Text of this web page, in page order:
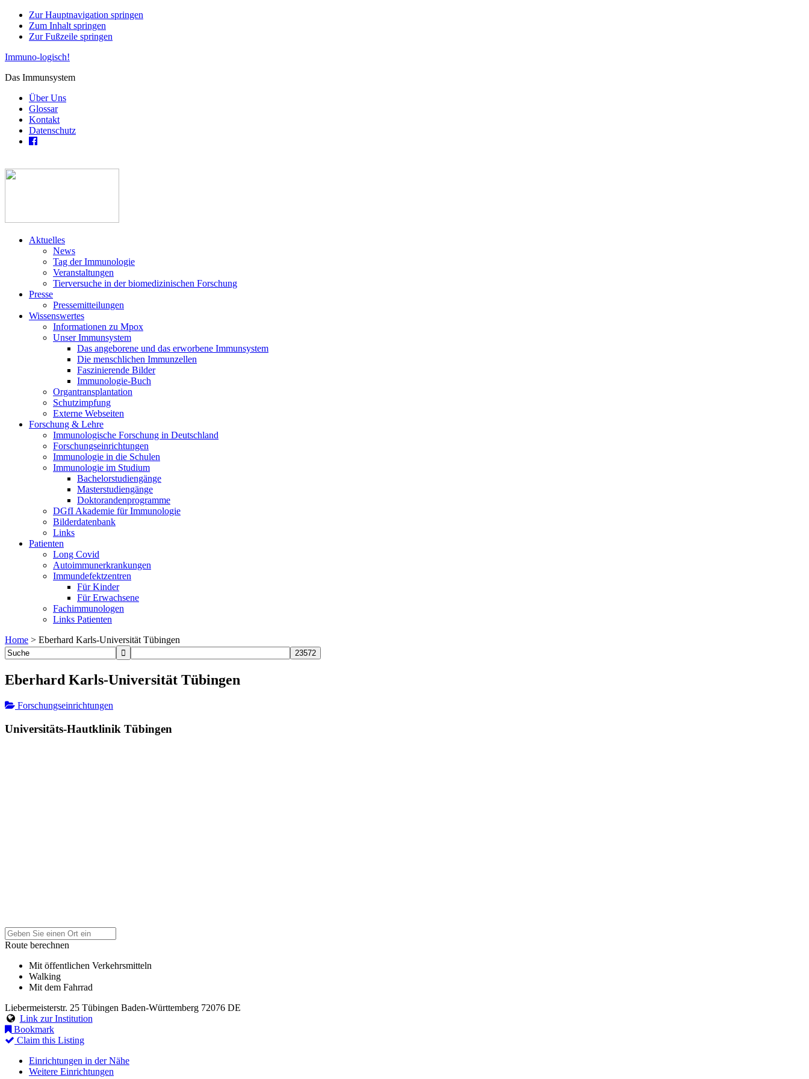
Zur Hauptnavigation springen
Zum Inhalt springen
Zur Fußzeile springen
Immuno-logisch!
Das Immunsystem
Über Uns
Glossar
Kontakt
Datenschutz
Aktuelles
News
Tag der Immunologie
Veranstaltungen
Tierversuche in der biomedizinischen Forschung
Presse
Pressemitteilungen
Wissenswertes
Informationen zu Mpox
Unser Immunsystem
Das angeborene und das erworbene Immunsystem
Die menschlichen Immunzellen
Faszinierende Bilder
Immunologie-Buch
Organtransplantation
Schutzimpfung
Externe Webseiten
Forschung & Lehre
Immunologische Forschung in Deutschland
Forschungseinrichtungen
Immunologie in die Schulen
Immunologie im Studium
Bachelorstudiengänge
Masterstudiengänge
Doktorandenprogramme
DGfI Akademie für Immunologie
Bilderdatenbank
Links
Patienten
Long Covid
Autoimmunerkrankungen
Immundefektzentren
Für Kinder
Für Erwachsene
Fachimmunologen
Links Patienten
Home > Eberhard Karls-Universität Tübingen
Eberhard Karls-Universität Tübingen
Forschungseinrichtungen
Universitäts-Hautklinik Tübingen
Route berechnen
Mit öffentlichen Verkehrsmitteln
Walking
Mit dem Fahrrad
Liebermeisterstr. 25 Tübingen Baden-Württemberg 72076 DE
Link zur Institution
Bookmark
Claim this Listing
Einrichtungen in der Nähe
Weitere Einrichtungen